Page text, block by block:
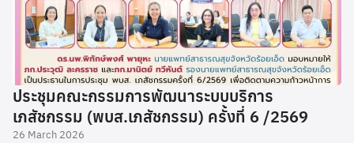
ประชุมคณะกรรมการพัฒนาระบบบริการ
เภสัชกรรม (พบส.เภสัชกรรม) ครั้งที่ 6 /2569
26 March 2026